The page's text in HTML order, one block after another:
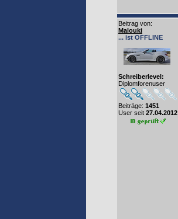
Beitrag von:
Malouki
... ist OFFLINE
Schreiberlevel:
Diplomforenuser
Beiträge: 1451
User seit 27.04.2012